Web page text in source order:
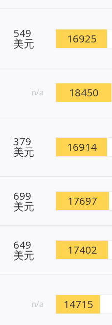
549
美元 16925
n/a 18450
379
美元 16914
699
美元 17697
649
美元 17402
n/a 14715